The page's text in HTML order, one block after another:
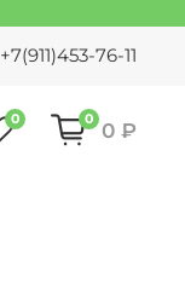
+7(911)453-76-11
0 0 0 ₽